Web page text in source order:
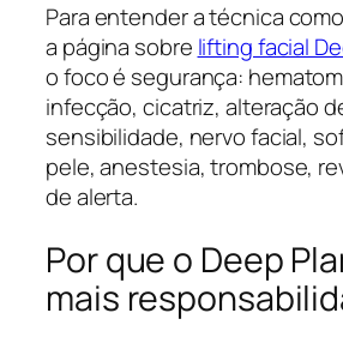
Para entender a técnica
a página sobre lifting facial
o foco é segurança:
infecção, cicatriz, alteração
sensibilidade, nervo facial,
pele, anestesia, trombose,
de alerta.
Por que o Deep
mais